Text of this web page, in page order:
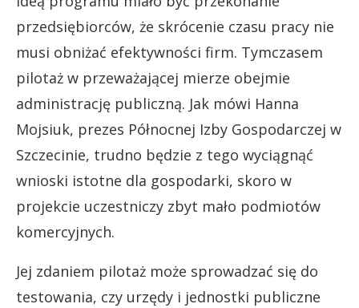
przedsiębiorców, że skrócenie czasu pracy nie
musi obniżać efektywności firm. Tymczasem
pilotaż w przeważającej mierze obejmie
administrację publiczną. Jak mówi Hanna
Mojsiuk, prezes Północnej Izby Gospodarczej w
Szczecinie, trudno będzie z tego wyciągnąć
wnioski istotne dla gospodarki, skoro w
projekcie uczestniczy zbyt mało podmiotów
komercyjnych.
Jej zdaniem pilotaż może sprowadzać się do
testowania, czy urzędy i jednostki publiczne